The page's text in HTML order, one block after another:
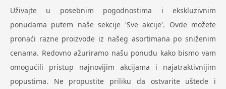
Uživajte u posebnim pogodnostima i ekskluzivnim
ponudama putem naše sekcije 'Sve akcije'. Ovde možete
pronaći razne proizvode iz našeg asortimana po sniženim
cenama. Redovno ažuriramo našu ponudu kako bismo vam
omogućili pristup najnovijim akcijama i najatraktivnijim
popustima. Ne propustite priliku da ostvarite uštede i